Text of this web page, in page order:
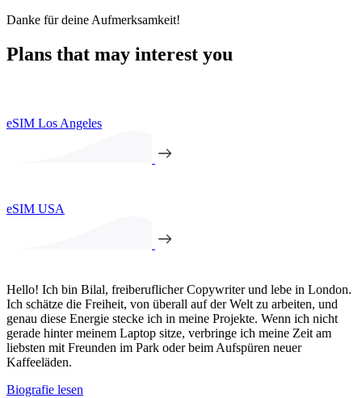
Danke für deine Aufmerksamkeit!
Plans that may interest you
eSIM Los Angeles
eSIM USA
Hello! Ich bin Bilal, freiberuflicher Copywriter und lebe in London.
Ich schätze die Freiheit, von überall auf der Welt zu arbeiten, und
genau diese Energie stecke ich in meine Projekte. Wenn ich nicht
gerade hinter meinem Laptop sitze, verbringe ich meine Zeit am
liebsten mit Freunden im Park oder beim Aufspüren neuer
Kaffeeläden.
Biografie lesen